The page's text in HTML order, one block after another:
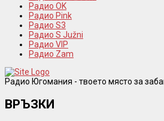
Радио OK
Радио Pink
Радио S3
Радио S Južni
Радио VIP
Радио Zam
Радио Югомания - твоето място за
ВРЪЗКИ